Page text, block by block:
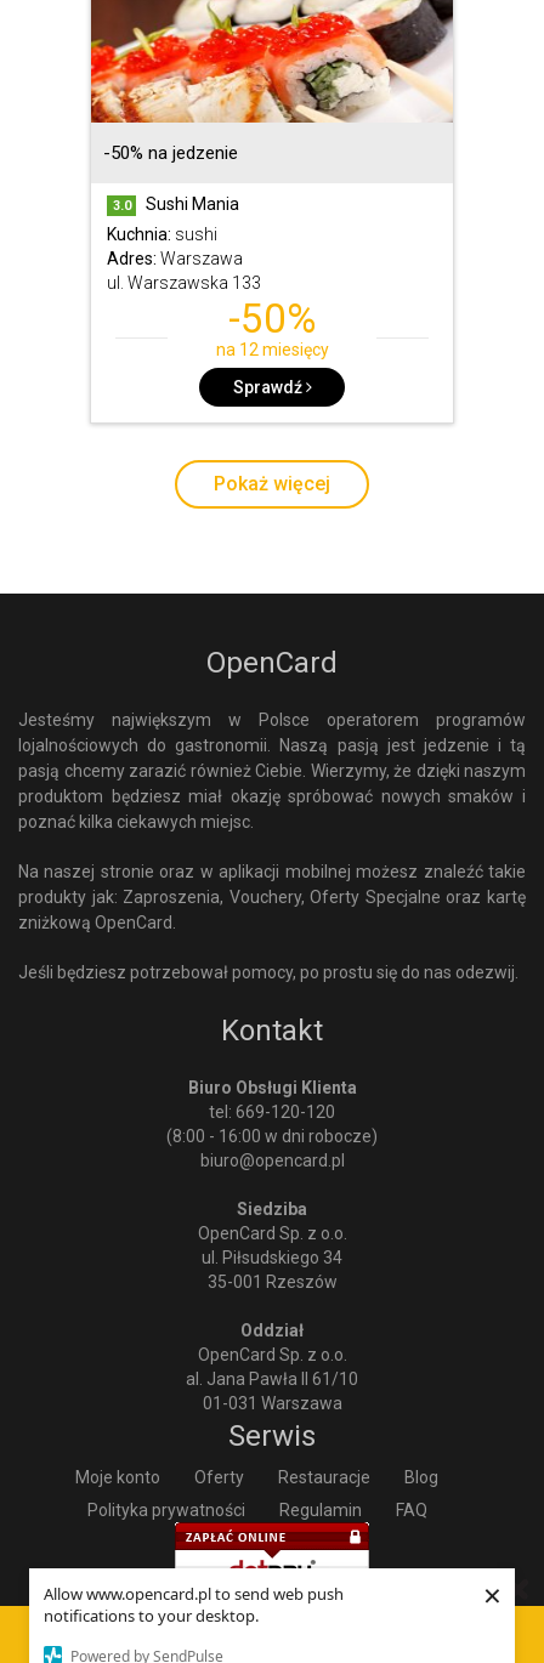
Allow www.opencard.pl to send web push
notifications to your desktop.
Powered by SendPulse
×
-50% na jedzenie
3.0
Sushi Mania
Kuchnia: sushi
Adres: Warszawa
ul. Warszawska 133
-50%
na 12 miesięcy
Sprawdź
Pokaż więcej
OpenCard
Jesteśmy największym w Polsce operatorem programów
lojalnościowych do gastronomii. Naszą pasją jest jedzenie i tą
pasją chcemy zarazić również Ciebie. Wierzymy, że dzięki naszym
produktom będziesz miał okazję spróbować nowych smaków i
poznać kilka ciekawych miejsc.
Na naszej stronie oraz w aplikacji mobilnej możesz znaleźć takie
produkty jak: Zaproszenia, Vouchery, Oferty Specjalne oraz kartę
zniżkową OpenCard.
Jeśli będziesz potrzebował pomocy, po prostu się do nas odezwij.
Kontakt
Biuro Obsługi Klienta
tel: 669-120-120
(8:00 - 16:00 w dni robocze)
biuro@opencard.pl
Siedziba
OpenCard Sp. z o.o.
ul. Piłsudskiego 34
35-001 Rzeszów
Oddział
OpenCard Sp. z o.o.
al. Jana Pawła II 61/10
01-031 Warszawa
Serwis
Moje konto Oferty Restauracje
Blog
Polityka prywatności
Regulamin FAQ
zgodnie z